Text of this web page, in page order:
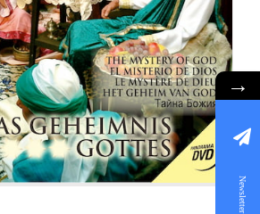
–
Leben und Göttliche
Fundamente
→
Newsletter